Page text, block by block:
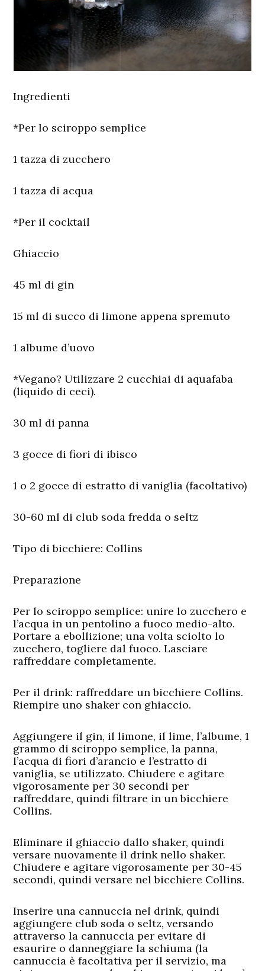
Ingredienti
*Per lo sciroppo semplice
1 tazza di zucchero
1 tazza di acqua
*Per il cocktail
Ghiaccio
45 ml di gin
15 ml di succo di limone appena spremuto
1 albume d’uovo
*Vegano? Utilizzare 2 cucchiai di aquafaba
(liquido di ceci).
30 ml di panna
3 gocce di fiori di ibisco
1 o 2 gocce di estratto di vaniglia (facoltativo)
30-60 ml di club soda fredda o seltz
Tipo di bicchiere: Collins
Preparazione
Per lo sciroppo semplice: unire lo zucchero e
l’acqua in un pentolino a fuoco medio-alto.
Portare a ebollizione; una volta sciolto lo
zucchero, togliere dal fuoco. Lasciare
raffreddare completamente.
Per il drink: raffreddare un bicchiere Collins.
Riempire uno shaker con ghiaccio.
Aggiungere il gin, il limone, il lime, l’albume, 1
grammo di sciroppo semplice, la panna,
l’acqua di fiori d’arancio e l’estratto di
vaniglia, se utilizzato. Chiudere e agitare
vigorosamente per 30 secondi per
raffreddare, quindi filtrare in un bicchiere
Collins.
Eliminare il ghiaccio dallo shaker, quindi
versare nuovamente il drink nello shaker.
Chiudere e agitare vigorosamente per 30-45
secondi, quindi versare nel bicchiere Collins.
Inserire una cannuccia nel drink, quindi
aggiungere club soda o seltz, versando
attraverso la cannuccia per evitare di
esaurire o danneggiare la schiuma (la
cannuccia è facoltativa per il servizio, ma